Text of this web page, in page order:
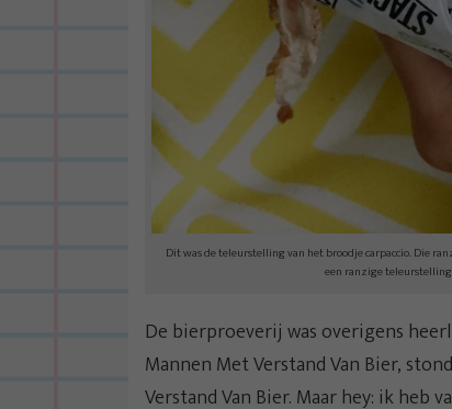
Dit was de teleurstelling van het broodje carpaccio. Die
een ranzige
De bierproeverij was overigens
Mannen Met Verstand Van Bier,
Verstand Van Bier. Maar hey: ik heb